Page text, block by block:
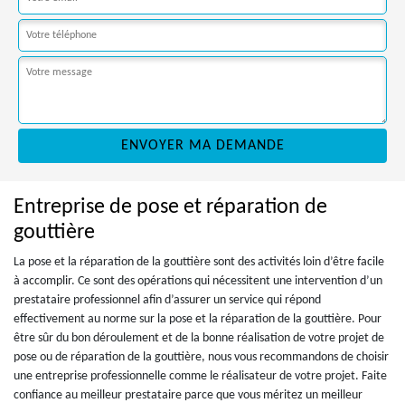
Entreprise de pose et réparation de
gouttière
La pose et la réparation de la gouttière sont des activités loin d’être facile
à accomplir. Ce sont des opérations qui nécessitent une intervention d’un
prestataire professionnel afin d’assurer un service qui répond
effectivement au norme sur la pose et la réparation de la gouttière. Pour
être sûr du bon déroulement et de la bonne réalisation de votre projet de
pose ou de réparation de la gouttière, nous vous recommandons de choisir
une entreprise professionnelle comme le réalisateur de votre projet. Faite
confiance au meilleur prestataire parce que vous méritez un meilleur